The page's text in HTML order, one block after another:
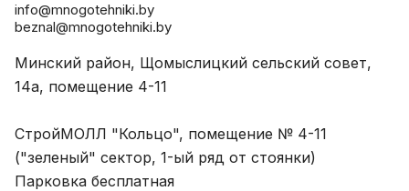
info@mnogotehniki.by
beznal@mnogotehniki.by
Минский район, Щомыслицкий сельский совет,
14а, помещение 4-11
СтройМОЛЛ "Кольцо", помещение № 4-11
("зеленый" сектор, 1-ый ряд от стоянки)
Парковка бесплатная